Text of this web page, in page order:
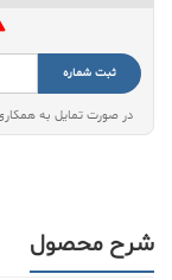
ثبت شماره
در صورت تمایل به
شرح محصول